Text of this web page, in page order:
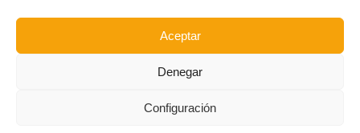
Aceptar
Denegar
Configuración